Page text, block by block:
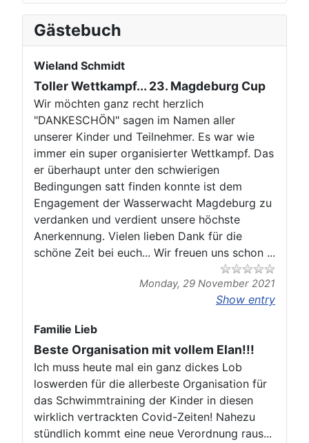
Gästebuch
Wieland Schmidt
Toller Wettkampf... 23. Magdeburg Cup
Wir möchten ganz recht herzlich
"DANKESCHÖN" sagen im Namen aller
unserer Kinder und Teilnehmer. Es war wie
immer ein super organisierter Wettkampf. Das
er überhaupt unter den schwierigen
Bedingungen satt finden konnte ist dem
Engagement der Wasserwacht Magdeburg zu
verdanken und verdient unsere höchste
Anerkennung. Vielen lieben Dank für die
schöne Zeit bei euch... Wir freuen uns schon ...
Monday, 29 November 2021
Show entry
Familie Lieb
Beste Organisation mit vollem Elan!!!
Ich muss heute mal ein ganz dickes Lob
loswerden für die allerbeste Organisation für
das Schwimmtraining der Kinder in diesen
wirklich vertrackten Covid-Zeiten! Nahezu
stündlich kommt eine neue Verordnung raus...